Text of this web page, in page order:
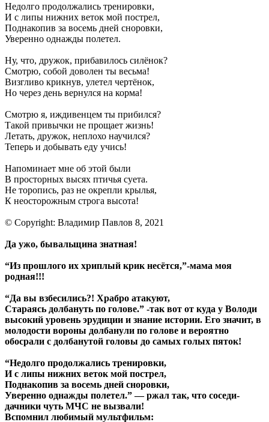
Недолго продолжались тренировки,
И с липы нижних веток мой пострел,
Поднакопив за восемь дней сноровки,
Уверенно однажды полетел.
Ну, что, дружок, прибавилось силёнок?
Смотрю, собой доволен ты весьма!
Визгливо крикнув, улетел чертёнок,
Но через день вернулся на корма!
Смотрю я, иждивенцем ты прибился?
Такой привычки не прощает жизнь!
Летать, дружок, неплохо научился?
Теперь и добывать еду учись!
Напоминает мне об этой были
В просторных высях птичья суета.
Не торопись, раз не окрепли крылья,
К неосторожным строга высота!
© Copyright: Владимир Павлов 8, 2021
Да ужо, бывальщина знатная!
“Из прошлого их хриплый крик несётся,”-мама моя
родная!!!
“Да вы взбесились?! Храбро атакуют,
Стараясь долбануть по голове.” -так вот от куда у Володи
высокий уровень эрудиции и знание истории. Его значит, в
молодости вороны долбанули по голове и вероятно
обосрали с долбанутой головы до самых голых пяток!
“Недолго продолжались тренировки,
И с липы нижних веток мой пострел,
Поднакопив за восемь дней сноровки,
Уверенно однажды полетел.” — ржал так, что соседи-
дачники чуть МЧС не вызвали!
Вспомнил любимый мультфильм: